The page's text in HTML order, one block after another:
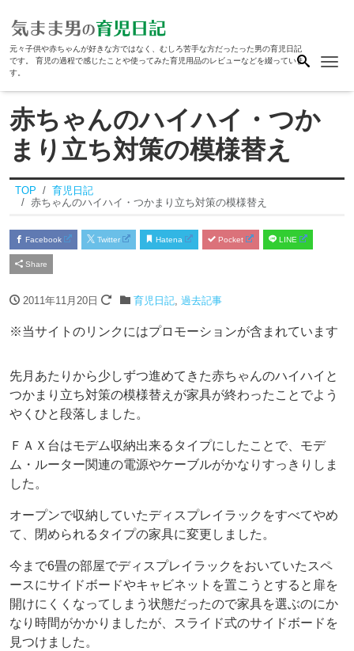
元々子供や赤ちゃんが好きな方ではなく、むしろ苦手な方だったった男の育児日記
です。 育児の過程で感じたことや使ってみた育児用品のレビューなどを綴っていま
す。
赤ちゃんのハイハイ・つか
まり立ち対策の模様替え
TOP
育児日記
赤ちゃんのハイハイ・つかまり立ち対策の模様替え
Facebook Twitter Hatena Pocket LINE
Share
2011年11月20日 育児日記, 過去記事
※当サイトのリンクにはプロモーションが含まれています
先月あたりから少しずつ進めてきた赤ちゃんのハイハイと
つかまり立ち対策の模様替えが家具が終わったことでよう
やくひと段落しました。
ＦＡＸ台はモデム収納出来るタイプにしたことで、モデ
ム・ルーター関連の電源やケーブルがかなりすっきりしま
した。
オープンで収納していたディスプレイラックをすべてやめ
て、閉められるタイプの家具に変更しました。
今まで6畳の部屋でディスプレイラックをおいていたスペ
ースにサイドボードやキャビネットを置こうとすると扉を
開けにくくなってしまう状態だったので家具を選ぶのにか
なり時間がかかりましたが、スライド式のサイドボードを
見つけました。